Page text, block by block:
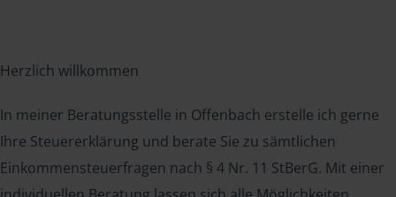
Herzlich willkommen
In meiner Beratungsstelle in Offenbach erstelle ich gerne
Ihre Steuererklärung und berate Sie zu sämtlichen
Einkommensteuerfragen nach § 4 Nr. 11 StBerG. Mit einer